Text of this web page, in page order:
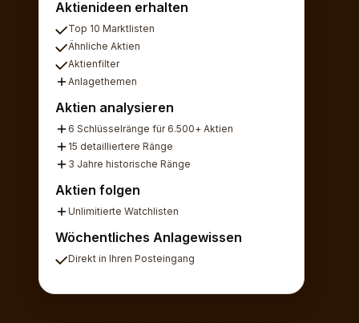
Aktienideen erhalten
Top 10 Marktlisten
Ähnliche Aktien
Aktienfilter
Anlagethemen
Aktien analysieren
6 Schlüsselränge für 6.500+ Aktien
15 detailliertere Ränge
3 Jahre historische Ränge
Aktien folgen
Unlimitierte Watchlisten
Wöchentliches Anlagewissen
Direkt in Ihren Posteingang